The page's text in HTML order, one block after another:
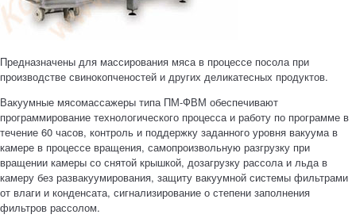
Предназначены для массирования мяса в процессе посола при
производстве свинокопченостей и других деликатесных продуктов.
Вакуумные мясомассажеры типа ПМ-ФВМ обеспечивают
программирование технологического процесса и работу по программе в
течение 60 часов, контроль и поддержку заданного уровня вакуума в
камере в процессе вращения, самопроизвольную разгрузку при
вращении камеры со снятой крышкой, дозагрузку рассола и льда в
камеру без развакуумирования, защиту вакуумной системы фильтрами
от влаги и конденсата, сигнализирование о степени заполнения
фильтров рассолом.